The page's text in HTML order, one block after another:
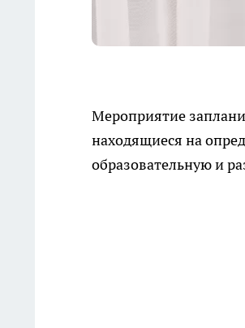
Мероприятие
находящиеся на
образовательную и